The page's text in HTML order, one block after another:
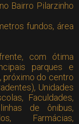
Bairro Pilarzinho
fundos, área
com ótima
parques e
próximo do centro
Unidades
Faculdades,
de ônibus,
Farmácias,